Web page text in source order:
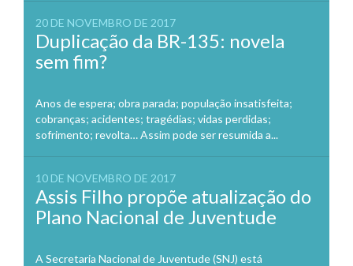
20 DE NOVEMBRO DE 2017
Duplicação da BR-135: novela
sem fim?
Anos de espera; obra parada; população insatisfeita;
cobranças; acidentes; tragédias; vidas perdidas;
sofrimento; revolta… Assim pode ser resumida a...
10 DE NOVEMBRO DE 2017
Assis Filho propõe atualização do
Plano Nacional de Juventude
A Secretaria Nacional de Juventude (SNJ) está